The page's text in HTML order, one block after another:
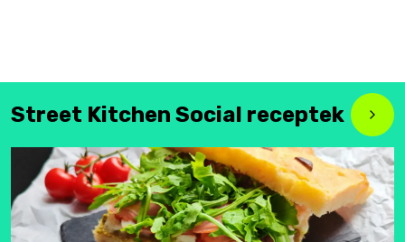
Street Kitchen Social receptek